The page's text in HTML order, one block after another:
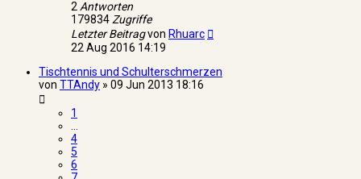
2Antworten
179834Zugriffe
Letzter Beitragvon Rhuarc
22 Aug 2016 14:19
Tischtennis und Schulterschmerzen
von TTAndy » 09 Jun 2013 18:16
1
…
4
5
6